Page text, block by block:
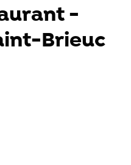
-
Brieuc